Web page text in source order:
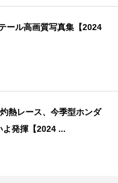
ール高画質写真集【2024
熱レース、今季型ホンダ
よ発揮【2024 ...